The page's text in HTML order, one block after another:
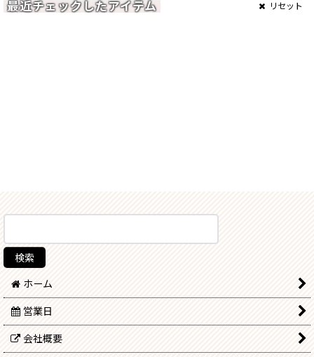
最近チェックしたアイテム リセット
ホーム
営業日
会社概要